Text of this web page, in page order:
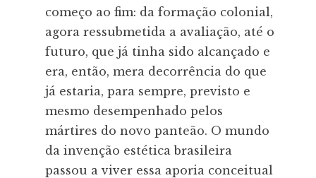
começo ao fim: da formação colonial,
agora ressubmetida a avaliação, até o
futuro, que já tinha sido alcançado e
era, então, mera decorrência do que
já estaria, para sempre, previsto e
mesmo desempenhado pelos
mártires do novo panteão. O mundo
da invenção estética brasileira
passou a viver essa aporia conceitual